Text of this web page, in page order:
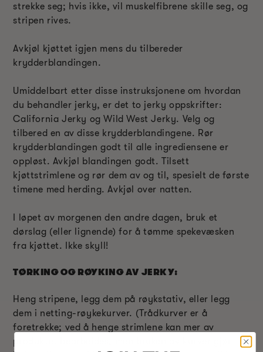
strekke seg; hvis ikke, vil muskelfibrene skille seg, og
stripen rives.
Avkjøl kjøttet igjen mens du tilbereder
krydderblandingen.
Umiddelbart etter disse instruksjonene om hvordan
du behandler jerky, er det to jerky oppskrifter:
California Jerky og Wild West Jerky. Velg og
tilbered en av disse krydderblandingene. Rør
krydderblandingen godt til alle ingrediensene er
oppløst. Avkjøl blandingen godt. Tilsett
kjøttstrimlene og rør dem av og til, spesielt de første
timene med herding. Avkjøl over natten.
I løpet av morgenen den andre dagen, bruk et
dørslag (eller lignende) for å tømme spekevæsken
fra kjøttet. Ikke skyll!
TØRKING OG RØYKING AV JERKY:
Heng stripene, legg dem på røykstativ, eller legg
dem i netting-røykekurver. (Trådkurver er å
foretrekke; ved å henge strimlene kan mer av
produktet bearbeides, men bruken av kurver gjør